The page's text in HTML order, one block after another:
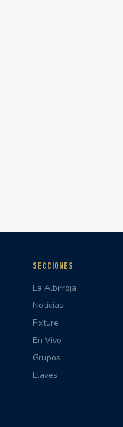
SECCIONES
La Albirroja
Noticias
Fixture
En Vivo
Grupos
Llaves